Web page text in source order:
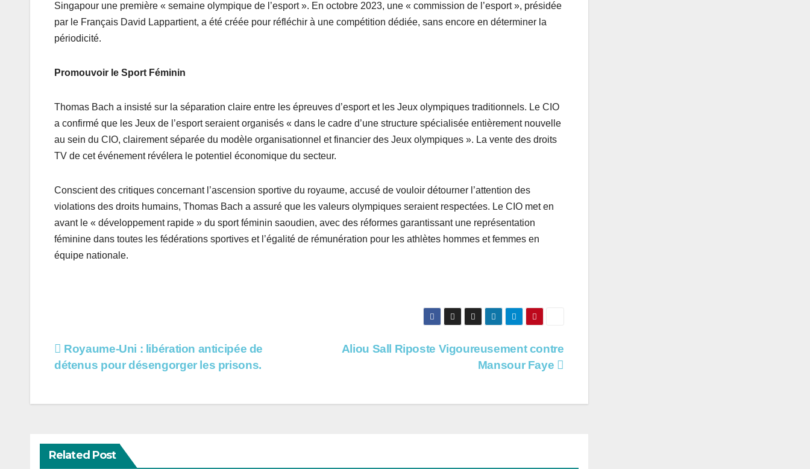
Singapour une première « semaine olympique de l’esport ». En octobre 2023, une « commission de l’esport », présidée
par le Français David Lappartient, a été créée pour réfléchir à une compétition dédiée, sans encore en déterminer la
périodicité.
Promouvoir le Sport Féminin
Thomas Bach a insisté sur la séparation claire entre les épreuves d’esport et les Jeux olympiques traditionnels. Le CIO
a confirmé que les Jeux de l’esport seraient organisés « dans le cadre d’une structure spécialisée entièrement nouvelle
au sein du CIO, clairement séparée du modèle organisationnel et financier des Jeux olympiques ». La vente des droits
TV de cet événement révélera le potentiel économique du secteur.
Conscient des critiques concernant l’ascension sportive du royaume, accusé de vouloir détourner l’attention des
violations des droits humains, Thomas Bach a assuré que les valeurs olympiques seraient respectées. Le CIO met en
avant le « développement rapide » du sport féminin saoudien, avec des réformes garantissant une représentation
féminine dans toutes les fédérations sportives et l’égalité de rémunération pour les athlètes hommes et femmes en
équipe nationale.
Navigation
l’article
Aliou Sall Riposte Vigoureusement contre
Mansour Faye
Royaume-Uni : libération anticipée de
détenus pour désengorger les prisons.
Related Post